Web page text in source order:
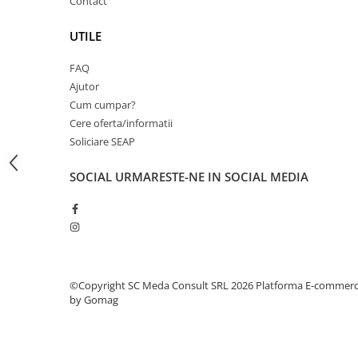
Coolere CPU
Ventilatoare
Pasta termica
Placi video profesionale
SSD-uri externe
Hard disk-uri externe
Card reader
Placi captura
Adaptoare PCI / PCIe
UTILE
FAQ
Ajutor
Cum cumpar?
Cere oferta/informatii
Soliciare SEAP
SOCIAL URMARESTE-NE IN SOCIAL MEDIA
©Copyright SC Meda Consult SRL 2026 Platforma E-
by Gomag